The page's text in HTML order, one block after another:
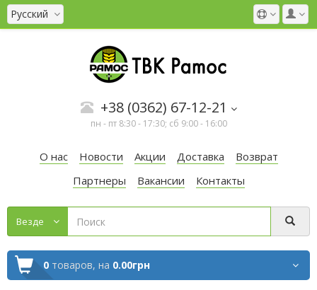
Русский
+38 (0362) 67-12-21
пн - пт 8:30 - 17:30; сб 9:00 - 16:00
О нас Новости Акции Доставка
Возврат
Партнеры
Вакансии Контакты
Везде
0 товаров, на 0.00грн